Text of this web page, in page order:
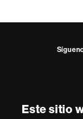
Este sitio
c